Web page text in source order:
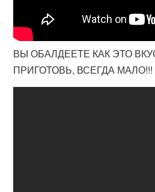
ВЫ ОБАЛДЕЕТЕ КАК ЭТО
ПРИГОТОВЬ, ВСЕГДА МАЛО!!!